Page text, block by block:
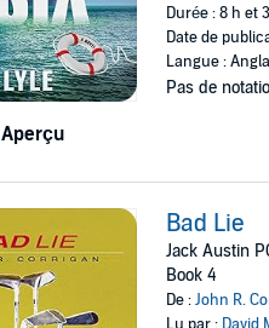
Aperçu
Durée : 8 h et
Date de
Langue :
Pas de
Bad Lie
Jack Austin
Book 4
De :John R.